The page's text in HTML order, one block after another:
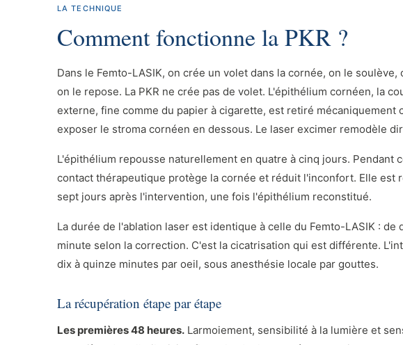
LA TECHNIQUE
Comment fonctionne la PKR ?
Dans le Femto-LASIK, on crée un volet dans la cornée, on le
on le repose. La PKR ne crée pas de volet. L'épithélium cornéen, la
externe, fine comme du papier à cigarette, est retiré mécaniquement
exposer le stroma cornéen en dessous. Le laser excimer remodèle
L'épithélium repousse naturellement en quatre à cinq jours. Pendant
contact thérapeutique protège la cornée et réduit l'inconfort. Elle est
sept jours après l'intervention, une fois l'épithélium reconstitué.
La durée de l'ablation laser est identique à celle du Femto-LASIK : de
minute selon la correction. C'est la cicatrisation qui est différente.
dix à quinze minutes par oeil, sous anesthésie locale par gouttes.
La récupération étape par étape
Les premières 48 heures. Larmoiement, sensibilité à la lumière et